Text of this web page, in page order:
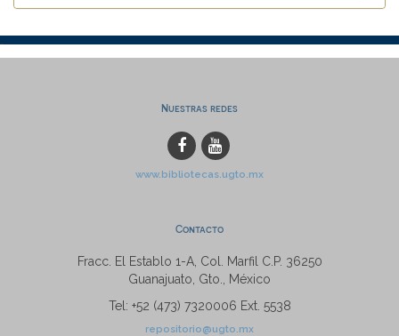
Nuestras redes
www.bibliotecas.ugto.mx
Contacto
Fracc. El Establo 1-A, Col. Marfil C.P. 36250
Guanajuato, Gto., México
Tel: +52 (473) 7320006 Ext. 5538
repositorio@ugto.mx